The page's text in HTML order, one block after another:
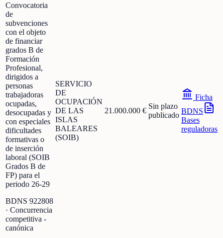
Convocatoria
de
subvenciones
con el objeto
de financiar
grados B de
Formación
Profesional,
dirigidos a
personas
trabajadoras
ocupadas,
desocupadas y
con especiales
dificultades
formativas o
de inserción
laboral (SOIB
Grados B de
FP) para el
periodo 26-29
BDNS 922808
· Concurrencia
competitiva -
canónica
SERVICIO
DE
OCUPACIÓN
DE LAS
ISLAS
BALEARES
(SOIB)
21.000.000 €
Sin plazo
publicado
Ficha
BDNS
Bases
reguladoras